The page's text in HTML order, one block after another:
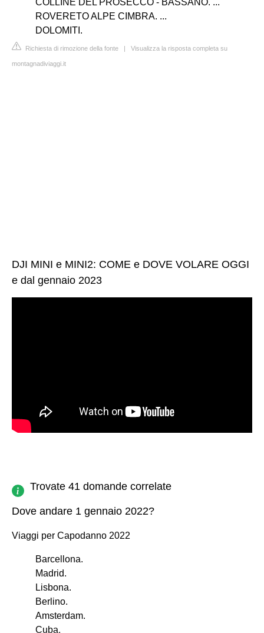
COLLINE DEL PROSECCO - BASSANO. ...
ROVERETO ALPE CIMBRA. ...
DOLOMITI.
Richiesta di rimozione della fonte | Visualizza la risposta completa su
montagnadiviaggi.it
DJI MINI e MINI2: COME e DOVE VOLARE OGGI
e dal gennaio 2023
Trovate 41 domande correlate
Dove andare 1 gennaio 2022?
Viaggi per Capodanno 2022
Barcellona.
Madrid.
Lisbona.
Berlino.
Amsterdam.
Cuba.